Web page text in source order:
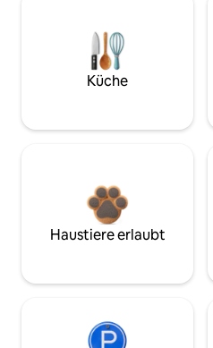
Küche
Haustiere erlaubt